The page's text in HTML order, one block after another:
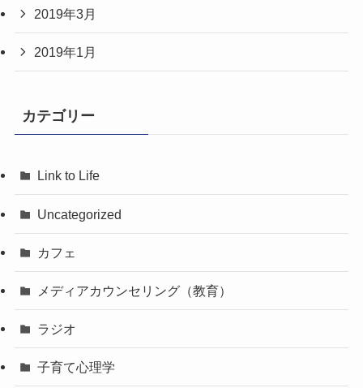
2019年3月
2019年1月
カテゴリー
Link to Life
Uncategorized
カフェ
メディアカウンセリング（教育）
ラジオ
子育て心理学